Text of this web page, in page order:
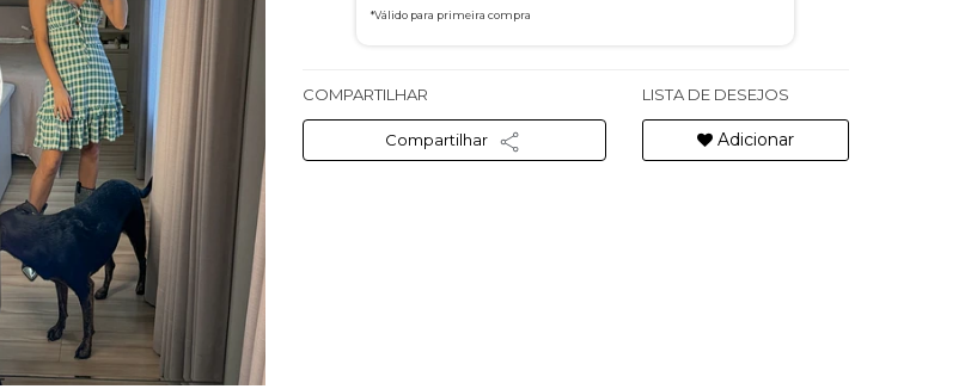
*Válido para primeira compra
COMPARTILHAR
Compartilhar
LISTA DE DESEJOS
Adicionar